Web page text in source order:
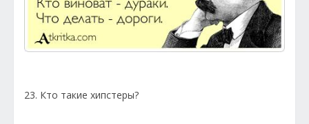
23. Кто такие хипстеры?